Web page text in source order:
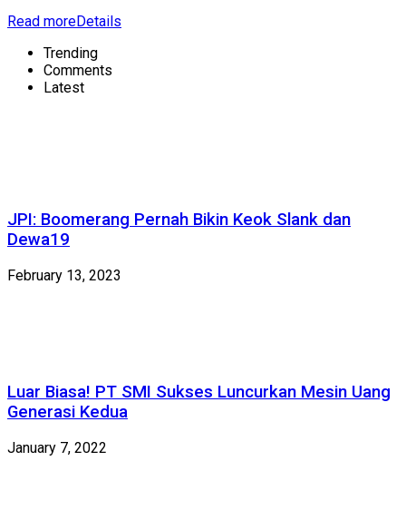
Read moreDetails
Trending
Comments
Latest
JPI: Boomerang Pernah Bikin Keok Slank dan
Dewa19
February 13, 2023
Luar Biasa! PT SMI Sukses Luncurkan Mesin Uang
Generasi Kedua
January 7, 2022